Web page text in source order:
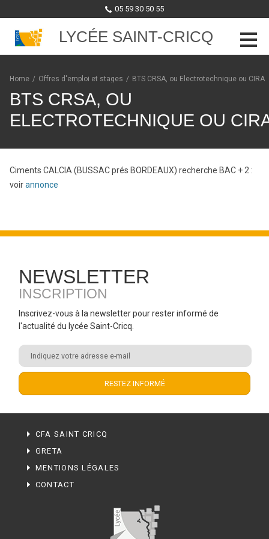
05 59 30 50 55
LYCÉE SAINT-CRICQ
Skip to content
Home / Offres d'emploi et stages / BTS CRSA, ou Electrotechnique ou CIRA
BTS CRSA, OU
ELECTROTECHNIQUE OU
Ciments CALCIA (BUSSAC prés BORDEAUX) recherche BAC + 2 :
voirannonce
NEWSLETTER
INSCRIPTION
Inscrivez-vous à la newsletter pour rester informé de
l'actualité du lycée Saint-Cricq.
CFA SAINT CRICQ
GRETA
MENTIONS LÉGALES
CONTACT